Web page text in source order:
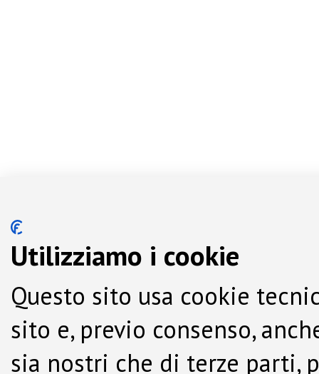
Utilizziamo i cookie
Questo sito usa cookie
sito e, previo consenso,
sia nostri che di terze parti,